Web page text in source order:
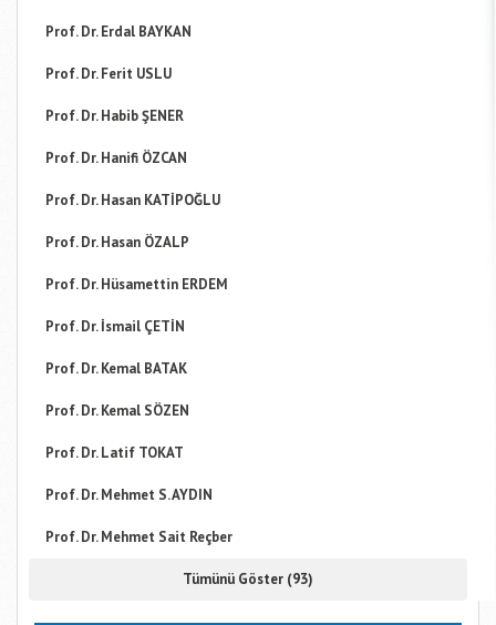
Prof. Dr. Erdal BAYKAN
Prof. Dr. Ferit USLU
Prof. Dr. Habib ŞENER
Prof. Dr. Hanifi ÖZCAN
Prof. Dr. Hasan KATİPOĞLU
Prof. Dr. Hasan ÖZALP
Prof. Dr. Hüsamettin ERDEM
Prof. Dr. İsmail ÇETİN
Prof. Dr. Kemal BATAK
Prof. Dr. Kemal SÖZEN
Prof. Dr. Latif TOKAT
Prof. Dr. Mehmet S. AYDIN
Prof. Dr. Mehmet Sait Reçber
Tümünü Göster (93)